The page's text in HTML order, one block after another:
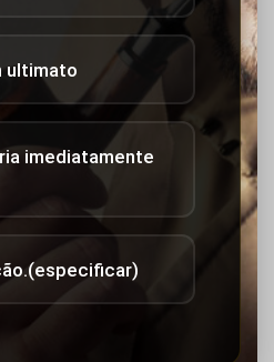
ultimato
imediatamente